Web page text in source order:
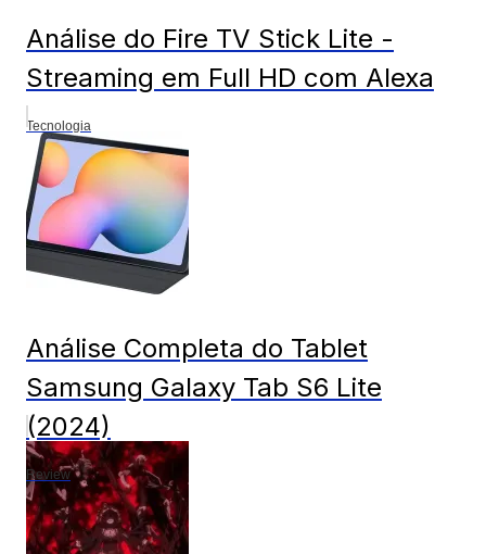
Análise do Fire TV Stick Lite -
Streaming em Full HD com Alexa
Tecnologia
Análise Completa do Tablet
Samsung Galaxy Tab S6 Lite
(2024)
Review